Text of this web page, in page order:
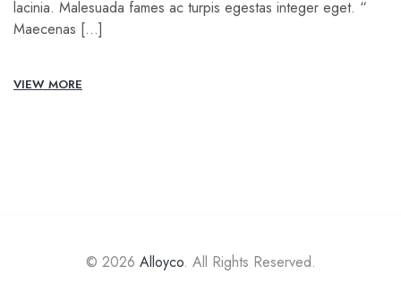
lacinia. Malesuada fames ac turpis egestas integer eget. “
Maecenas […]
VIEW MORE
© 2026 Alloyco. All Rights Reserved.